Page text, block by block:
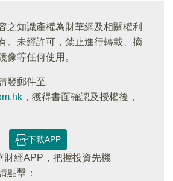
之知識產權為財華網及相關權利
。未經許可，禁止進行轉載、摘
像等任何使用。
發郵件至
，獲得書面確認及授權後，
下載APP
財經APP，把握投資先機
點擊：